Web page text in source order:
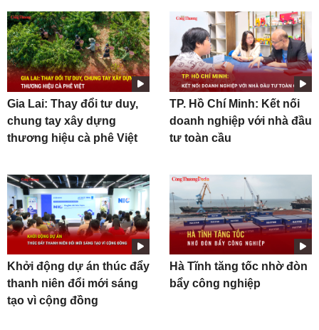
Gia Lai: Thay đổi tư duy,
chung tay xây dựng
thương hiệu cà phê Việt
TP. Hồ Chí Minh: Kết nối
doanh nghiệp với nhà đầu
tư toàn cầu
Khởi động dự án thúc đẩy
thanh niên đổi mới sáng
tạo vì cộng đồng
Hà Tĩnh tăng tốc nhờ đòn
bẩy công nghiệp